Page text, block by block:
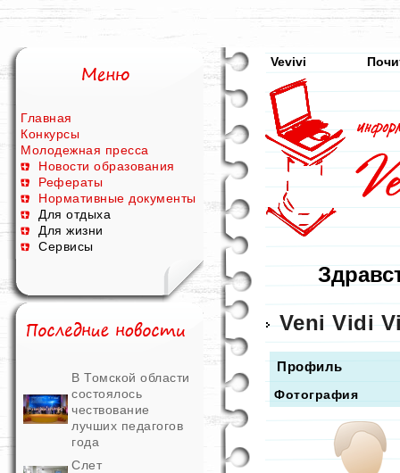
Главная
Конкурсы
Молодежная пресса
Новости образования
Рефераты
Нормативные документы
Для отдыха
Для жизни
Сервисы
В Томской области
состоялось
чествование
лучших педагогов
года
Слет
Vevivi
Veni Vidi
Профиль
Фотография